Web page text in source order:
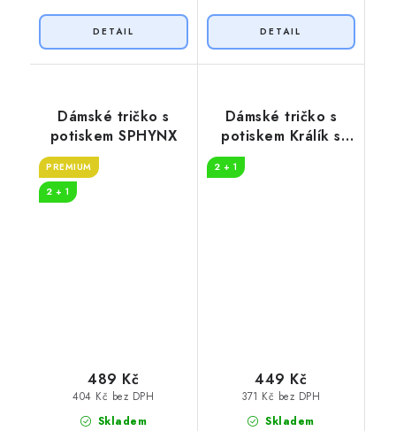
Dámské tričko s
potiskem SPHYNX
PREMIUM
2 + 1
Skladem
404 Kč bez DPH
489 Kč
Dámské tričko s
potiskem Králík s
2 + 1
Skladem
371 Kč bez DPH
449 Kč